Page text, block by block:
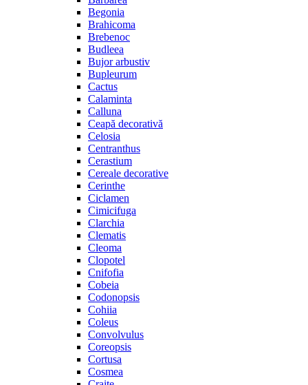
Begonia
Brahicoma
Brebenoc
Budleea
Bujor arbustiv
Bupleurum
Cactus
Calaminta
Calluna
Ceapă decorativă
Celosia
Centranthus
Cerastium
Cereale decorative
Cerinthe
Ciclamen
Cimicifuga
Clarchia
Clematis
Cleoma
Clopotel
Cnifofia
Cobeia
Codonopsis
Cohiia
Coleus
Convolvulus
Coreopsis
Cortusa
Cosmea